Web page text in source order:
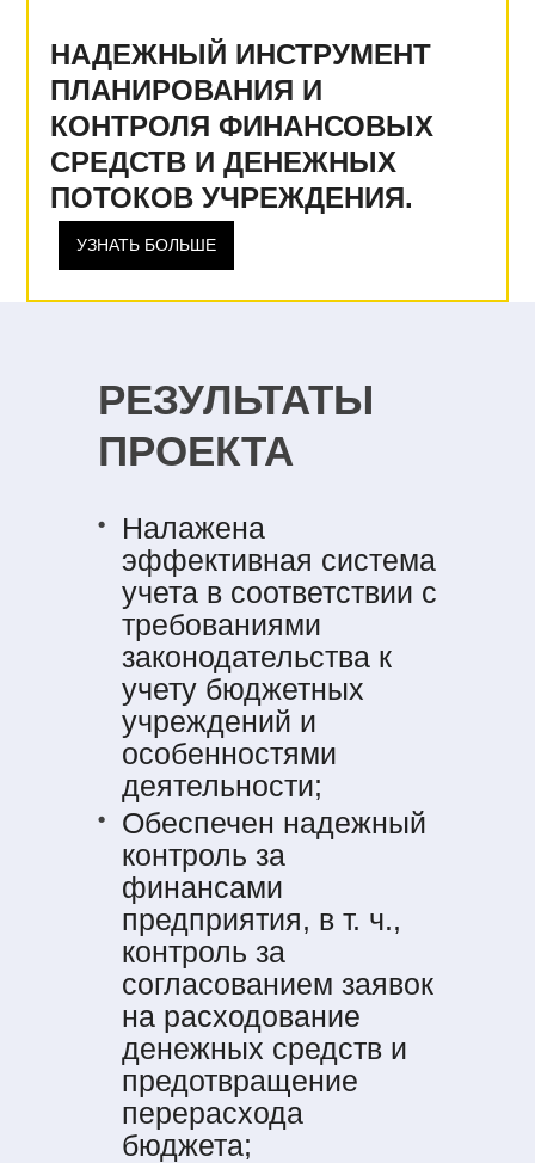
НАДЕЖНЫЙ ИНСТРУМЕНТ
ПЛАНИРОВАНИЯ И
КОНТРОЛЯ ФИНАНСОВЫХ
СРЕДСТВ И ДЕНЕЖНЫХ
ПОТОКОВ УЧРЕЖДЕНИЯ.
УЗНАТЬ БОЛЬШЕ
РЕЗУЛЬТАТЫ
ПРОЕКТА
Налажена
эффективная система
учета в соответствии с
требованиями
законодательства к
учету бюджетных
учреждений и
особенностями
деятельности;
Обеспечен надежный
контроль за
финансами
предприятия, в т. ч.,
контроль за
согласованием заявок
на расходование
денежных средств и
предотвращение
перерасхода
бюджета;